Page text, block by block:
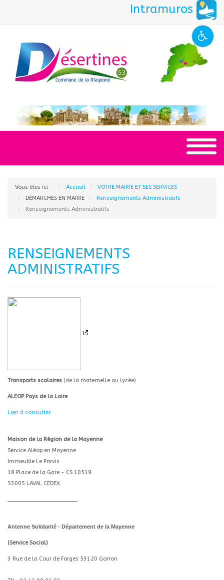
Intramuros
Vous êtes ici : Accueil
VOTRE MAIRIE ET SES SERVICES
DÉMARCHES EN MAIRIE
Renseignements Administratifs
Renseignements Administratifs
RENSEIGNEMENTS
ADMINISTRATIFS
Transports scolaires (de la maternelle au lycée)
ALEOP Pays de la Loire
Lien à consulter
Maison de la Région de la Mayenne
Service Aléop en Mayenne
Immeuble Le Parvis
18 Place de la Gare - CS 10519
53005 LAVAL CEDEX
Antenne Solidarité - Département de la Mayenne
(Service Social)
3 Rue de la Cour de Forges 53120 Gorron